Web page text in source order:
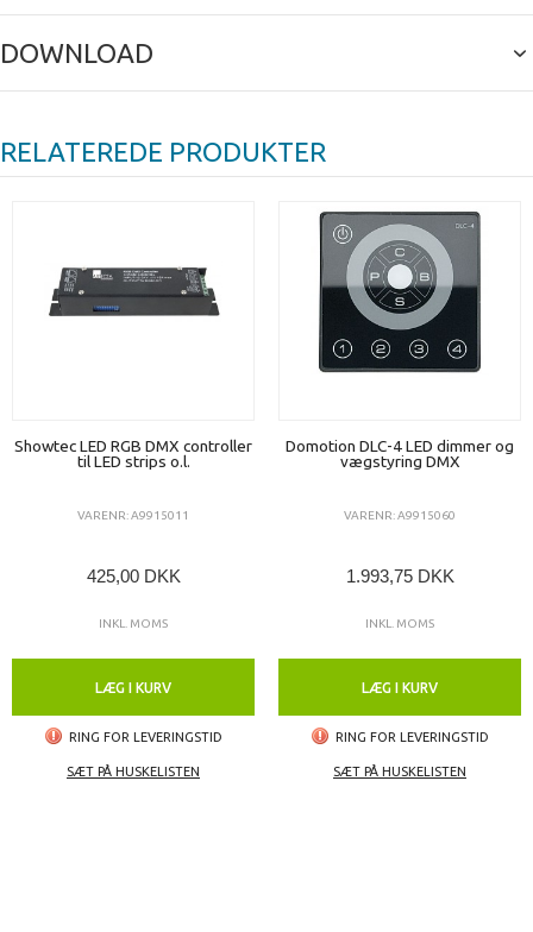
DOWNLOAD
RELATEREDE PRODUKTER
Showtec LED RGB DMX controller
til LED strips o.l.
VARENR: A9915011
425,00 DKK
INKL. MOMS
LÆG I KURV
RING FOR LEVERINGSTID
SÆT PÅ HUSKELISTEN
Domotion DLC-4 LED dimmer og
vægstyring DMX
VARENR: A9915060
1.993,75 DKK
INKL. MOMS
LÆG I KURV
RING FOR LEVERINGSTID
SÆT PÅ HUSKELISTEN